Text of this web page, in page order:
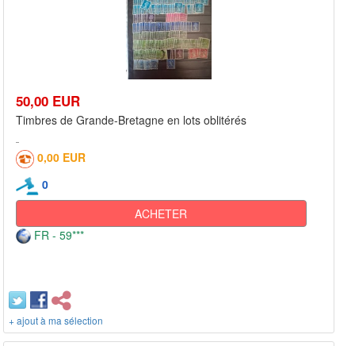
50,00 EUR
Timbres de Grande-Bretagne en lots oblitérés
0,00 EUR
0
ACHETER
FR - 59***
+ ajout à ma sélection